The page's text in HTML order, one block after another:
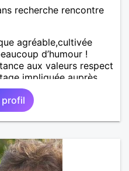
recherche rencontre
agréable,cultivée
d’humour !
aux valeurs respect
impliquée auprès
Loisirs cinéma théâtre
décoration adore
que paraître !!! pas
ayant les mêmes
personne!
profil